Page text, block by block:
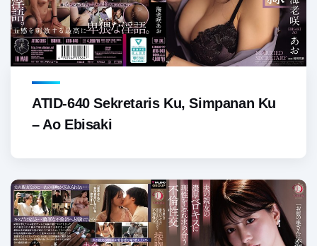
ATID-640 Sekretaris Ku, Simpanan Ku
– Ao Ebisaki